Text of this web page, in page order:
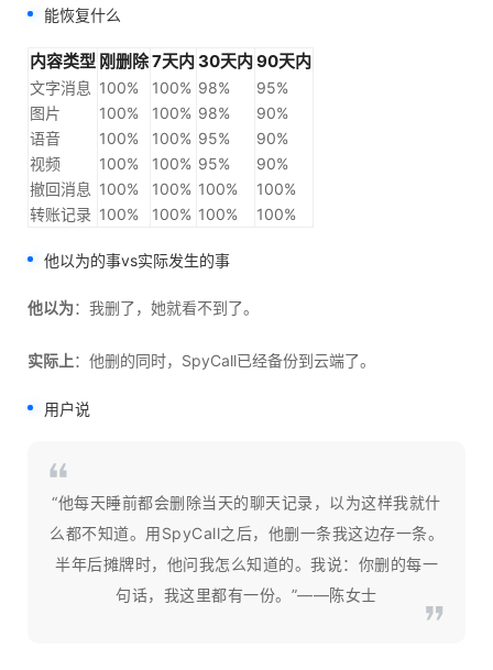
能恢复什么
内容类型 刚删除7天内 30天内90天内
文字消息 100% 100% 98%
95%
图片
100% 100% 98%
90%
语音
100% 100% 95%
90%
视频
100% 100% 95%
90%
撤回消息 100% 100% 100%
100%
转账记录 100% 100% 100% 100%
他以为的事vs实际发生的事
他以为：我删了，她就看不到了。
实际上：他删的同时，SpyCall已经备份到云端了。
用户说
“他每天睡前都会删除当天的聊天记录，以为这样我就什
么都不知道。用SpyCall之后，他删一条我这边存一条。
半年后摊牌时，他问我怎么知道的。我说：你删的每一
句话，我这里都有一份。”——陈女士